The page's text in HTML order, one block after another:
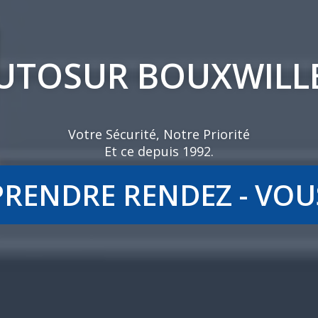
Votre Sécurité, Notre Priorité
Et ce depuis 1992.
RENDEZ -